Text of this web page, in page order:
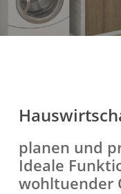
planen und
Ideale
wohltuender